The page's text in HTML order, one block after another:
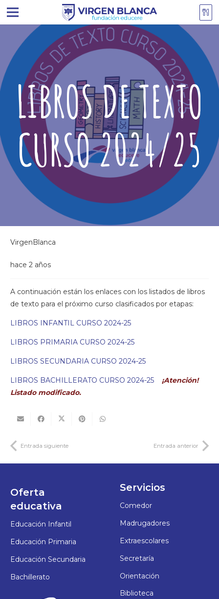
LIBROS DE TEXTO
CURSO 2024/25
VirgenBlanca
hace 2 años
A continuación están los enlaces con los listados de libros
de texto para el próximo curso clasificados por etapas:
LIBROS INFANTIL CURSO 2024-25
LIBROS PRIMARIA CURSO 2024-25
LIBROS SECUNDARIA CURSO 2024-25
LIBROS BACHILLERATO CURSO 2024-25
¡Atención!
Listado modificado.
Entrada siguiente Entrada anterior
Oferta
educativa
Educación Infantil
Educación Primaria
Educación Secundaria
Bachillerato
Servicios
Comedor
Madrugadores
Extraescolares
Secretaría
Orientación
Biblioteca